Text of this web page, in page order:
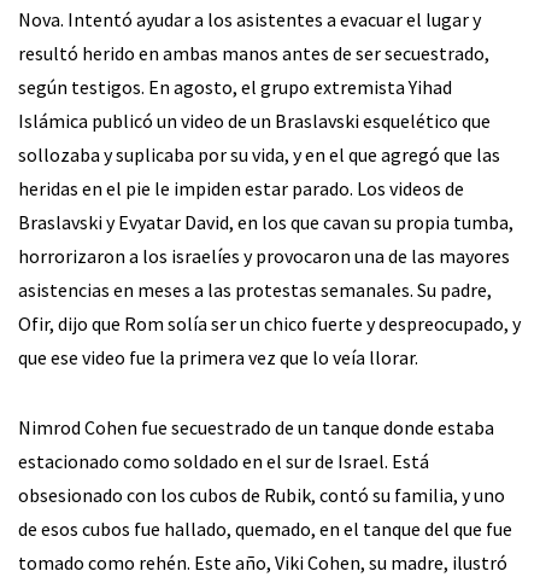
Nova. Intentó ayudar a los asistentes a evacuar el lugar y
resultó herido en ambas manos antes de ser secuestrado,
según testigos. En agosto, el grupo extremista Yihad
Islámica publicó un video de un Braslavski esquelético que
sollozaba y suplicaba por su vida, y en el que agregó que las
heridas en el pie le impiden estar parado. Los videos de
Braslavski y Evyatar David, en los que cavan su propia tumba,
horrorizaron a los israelíes y provocaron una de las mayores
asistencias en meses a las protestas semanales. Su padre,
Ofir, dijo que Rom solía ser un chico fuerte y despreocupado, y
que ese video fue la primera vez que lo veía llorar.
Nimrod Cohen fue secuestrado de un tanque donde estaba
estacionado como soldado en el sur de Israel. Está
obsesionado con los cubos de Rubik, contó su familia, y uno
de esos cubos fue hallado, quemado, en el tanque del que fue
tomado como rehén. Este año, Viki Cohen, su madre, ilustró